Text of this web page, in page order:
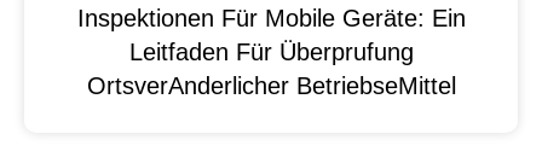
Inspektionen Für Mobile Geräte: Ein
Leitfaden Für Überprufung
OrtsverAnderlicher BetriebseMittel